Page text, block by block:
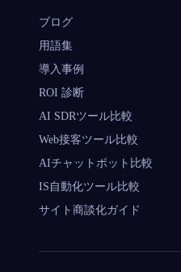
ブログ
用語集
導入事例
ROI 診断
AI SDRツール比較
Web接客ツール比較
AIチャットボット比較
IS自動化ツール比較
サイト商談化ガイド